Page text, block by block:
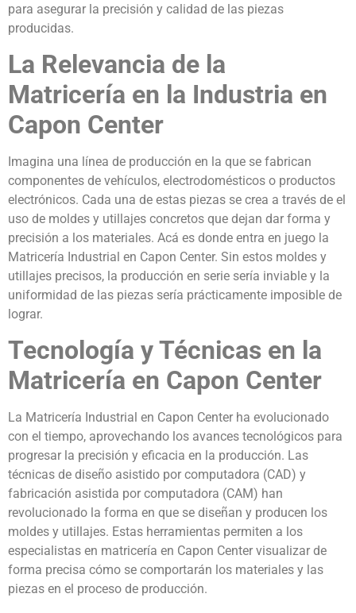
para asegurar la precisión y calidad de las piezas
producidas.
La Relevancia de la
Matricería en la Industria en
Capon Center
Imagina una línea de producción en la que se fabrican
componentes de vehículos, electrodomésticos o productos
electrónicos. Cada una de estas piezas se crea a través de el
uso de moldes y utillajes concretos que dejan dar forma y
precisión a los materiales. Acá es donde entra en juego la
Matricería Industrial en Capon Center. Sin estos moldes y
utillajes precisos, la producción en serie sería inviable y la
uniformidad de las piezas sería prácticamente imposible de
lograr.
Tecnología y Técnicas en la
Matricería en Capon Center
La Matricería Industrial en Capon Center ha evolucionado
con el tiempo, aprovechando los avances tecnológicos para
progresar la precisión y eficacia en la producción. Las
técnicas de diseño asistido por computadora (CAD) y
fabricación asistida por computadora (CAM) han
revolucionado la forma en que se diseñan y producen los
moldes y utillajes. Estas herramientas permiten a los
especialistas en matricería en Capon Center visualizar de
forma precisa cómo se comportarán los materiales y las
piezas en el proceso de producción.